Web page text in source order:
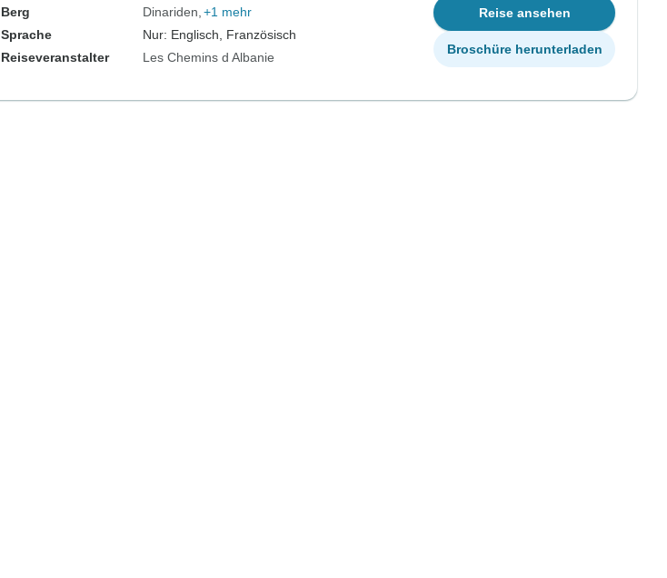
Berg
Dinariden +1 mehr
Sprache
Nur: Englisch, Französisch
Reiseveranstalter
Les Chemins d Albanie
Reise ansehen
Broschüre herunterladen